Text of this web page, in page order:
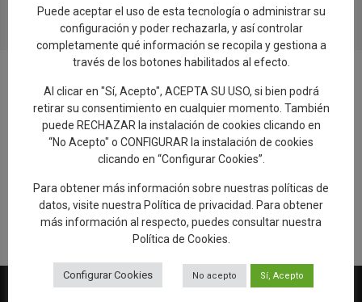
Añadir reseña en Google
Rellenar encuesta de calidad
Puede aceptar el uso de esta tecnología o administrar su
configuración y poder rechazarla, y así controlar
completamente qué información se recopila y gestiona a
través de los botones habilitados al efecto.
Al clicar en "Sí, Acepto", ACEPTA SU USO, si bien podrá
retirar su consentimiento en cualquier momento. También
puede RECHAZAR la instalación de cookies clicando en
“No Acepto" o CONFIGURAR la instalación de cookies
clicando en “Configurar Cookies”.
Para obtener más información sobre nuestras políticas de
datos, visite nuestra Política de privacidad
. Para obtener
más información al respecto, puedes consultar nuestra
Política de Cookies
Configurar Cookies No acepto Sí, Acepto